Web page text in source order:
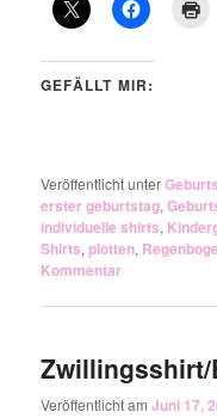
GEFÄLLT MIR:
Veröffentlicht unter
erster geburtstag,
individuelle shirts,
Shirts,plotten,
Kommentar
Veröffentlicht amJuni 17,